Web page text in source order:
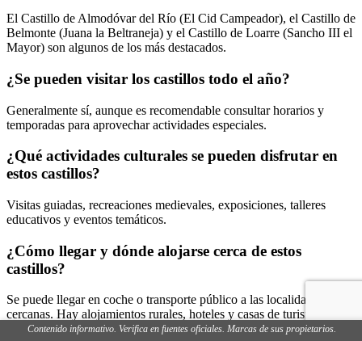
El Castillo de Almodóvar del Río (El Cid Campeador), el Castillo de
Belmonte (Juana la Beltraneja) y el Castillo de Loarre (Sancho III el
Mayor) son algunos de los más destacados.
¿Se pueden visitar los castillos todo el año?
Generalmente sí, aunque es recomendable consultar horarios y
temporadas para aprovechar actividades especiales.
¿Qué actividades culturales se pueden disfrutar en
estos castillos?
Visitas guiadas, recreaciones medievales, exposiciones, talleres
educativos y eventos temáticos.
¿Cómo llegar y dónde alojarse cerca de estos
castillos?
Se puede llegar en coche o transporte público a las localidades
cercanas. Hay alojamientos rurales, hoteles y casas de turismo rural
en las proximidades.
Contenido informativo. Verifica en fuentes oficiales. Marcas de sus propietarios.